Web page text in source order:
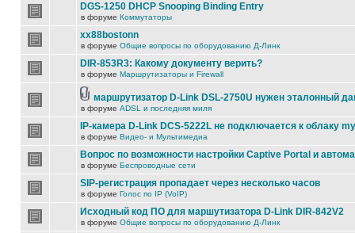
DGS-1250 DHCP Snooping Binding Entry
в форуме Коммутаторы
xx88bostonn
в форуме Общие вопросы по оборудованию Д-Линк
DIR-853R3: Какому документу верить?
в форуме Маршрутизаторы и Firewall
маршрутизатор D-Link DSL-2750U нужен эталонный
в форуме ADSL и последняя миля
IP-камера D-Link DCS-5222L не подключается к облаку
в форуме Видео- и Мультимедиа
Вопрос по возможности настройки Captive Portal и
в форуме Беспроводные сети
SIP-регистрация пропадает через несколько часов
в форуме Голос по IP (VoIP)
Исходный код ПО для маршутизатора D-Link DIR-842V2
в форуме Общие вопросы по оборудованию Д-Линк